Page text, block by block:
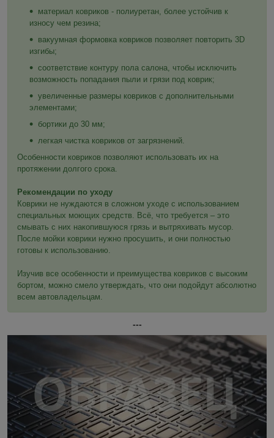
материал ковриков - полиуретан, более устойчив к
износу чем резина;
вакуумная формовка ковриков позволяет повторить 3D
изгибы;
соответствие контуру пола салона, чтобы исключить
возможность попадания пыли и грязи под коврик;
увеличенные размеры ковриков с дополнительными
элементами;
бортики до 30 мм;
легкая чистка ковриков от загрязнений.
Особенности ковриков позволяют использовать их на
протяжении долгого срока.
Рекомендации по уходу
Коврики не нуждаются в сложном уходе с использованием
специальных моющих средств. Всё, что требуется – это
смывать с них накопившуюся грязь и вытряхивать мусор.
После мойки коврики нужно просушить, и они полностью
готовы к использованию.
Изучив все особенности и преимущества ковриков с высоким
бортом, можно смело утверждать, что они подойдут абсолютно
всем автовладельцам.
---